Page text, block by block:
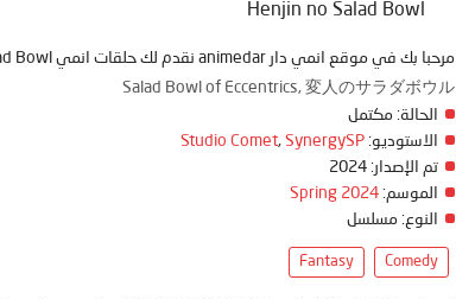
Henjin no Salad Bowl
مرحبا بك في موقع انمي دار animedar نقدم لك حلقات انمي Henjin no Salad Bowl مترجم عربي بجودة عالية على سرفرات متعددة, مشاهدة ممتعة
Salad Bowl of Eccentrics, 変人のサラダボウル
الحالة: مكتمل
الاستوديو:
Studio Comet, SynergySP
تم الإصدار:
الموسم: Spring 2024
النوع: مسلسل
Comedy
Fantasy